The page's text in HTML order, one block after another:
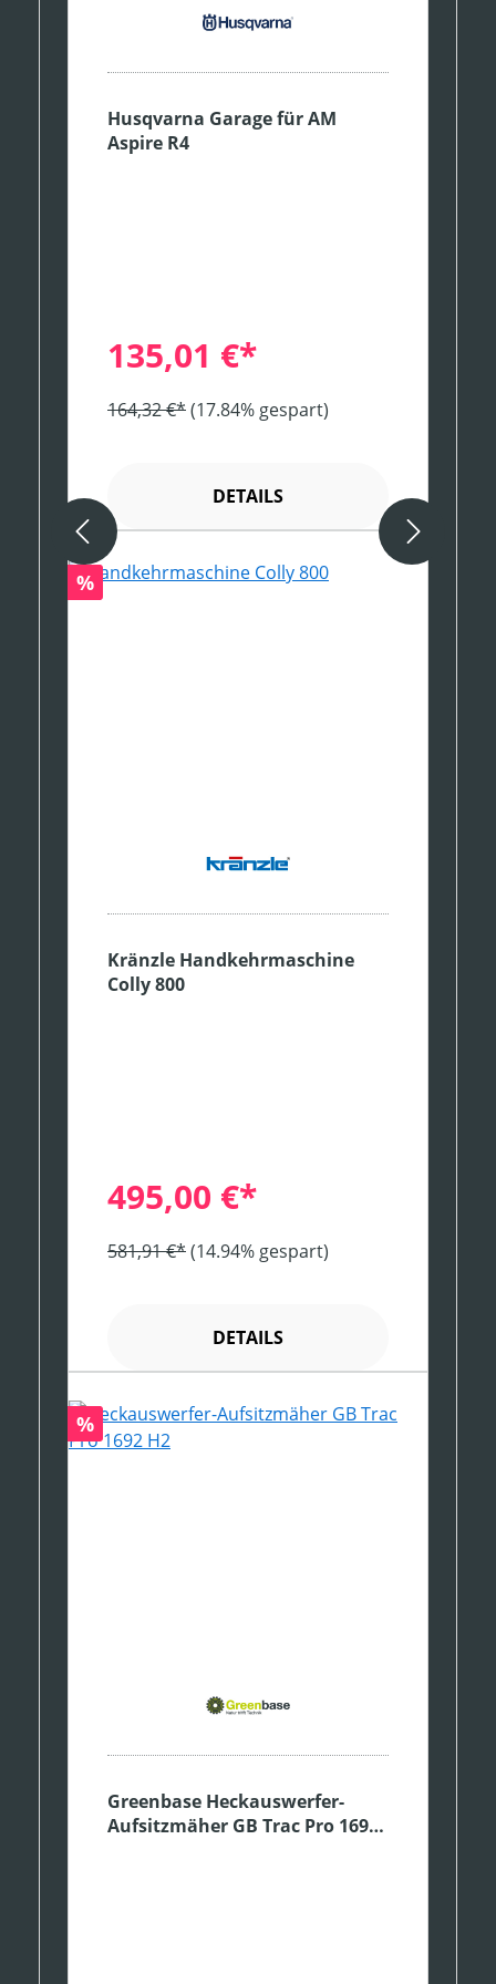
Husqvarna Garage für AM
Aspire R4
135,01 €*
164,32 €*(17.84% gespart)
DETAILS
Rabatt
%
Kränzle Handkehrmaschine
Colly 800
495,00 €*
581,91 €*(14.94% gespart)
DETAILS
Rabatt
%
Greenbase Heckauswerfer-
Aufsitzmäher GB Trac Pro 1692